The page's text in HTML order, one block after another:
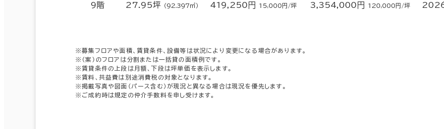
9階 27.95坪 （92.397㎡） 419,250円 15,000円/坪 3,354,000円 120,000円/坪
※募集フロアや面積、賃貸条件、設備等は状況により変更になる場合があります。
※（案）のフロアは分割または一括貸の面積例です。
※賃貸条件の上段は月額、下段は坪単価を表示します。
※賃料、共益費は別途消費税の対象となります。
※掲載写真や図面（パース含む）が現況と異なる場合は現況を優先します。
※ご成約時は規定の仲介手数料を申し受けます。